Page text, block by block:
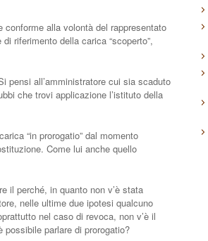
conforme alla volontà del rappresentato
riferimento della carica “scoperto”,
pensi all’amministratore cui sia scaduto
che trovi applicazione l’istituto della
“in prorogatio” dal momento
Come lui anche quello
il perché, in quanto non v’è stata
nelle ultime due ipotesi qualcuno
nel caso di revoca, non v’è il
parlare di prorogatio?